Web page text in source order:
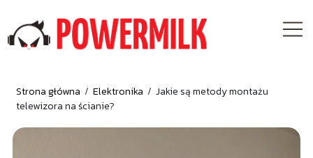
Strona główna / Elektronika / Jakie są metody montażu
telewizora na ścianie?